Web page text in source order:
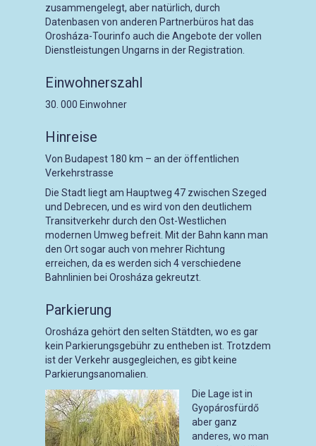
zusammengelegt, aber natürlich, durch
Datenbasen von anderen Partnerbüros hat das
Orosháza-Tourinfo auch die Angebote der vollen
Dienstleistungen Ungarns in der Registration.
Einwohnerszahl
30. 000 Einwohner
Hinreise
Von Budapest 180 km – an der öffentlichen
Verkehrstrasse
Die Stadt liegt am Hauptweg 47 zwischen Szeged
und Debrecen, und es wird von den deutlichem
Transitverkehr durch den Ost-Westlichen
modernen Umweg befreit. Mit der Bahn kann man
den Ort sogar auch von mehrer Richtung
erreichen, da es werden sich 4 verschiedene
Bahnlinien bei Orosháza gekreutzt.
Parkierung
Orosháza gehört den selten Stätdten, wo es gar
kein Parkierungsgebühr zu entheben ist. Trotzdem
ist der Verkehr ausgegleichen, es gibt keine
Parkierungsanomalien.
Die Lage ist in
Gyopárosfürdő
aber ganz
anderes, wo man